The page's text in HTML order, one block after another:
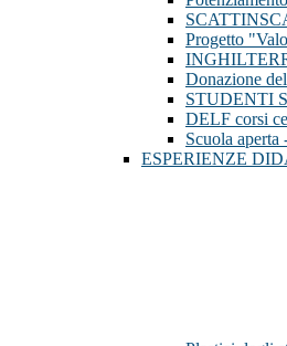
Progetto
Donazione
STUDENTI
DELF corsi
Scuola aperta
ESPERIENZE